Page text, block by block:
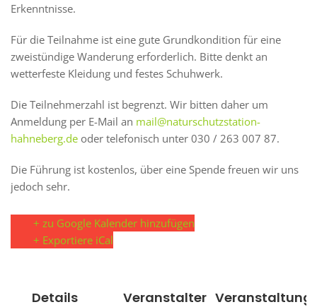
Erkenntnisse.
Für die Teilnahme ist eine gute Grundkondition für eine
zweistündige Wanderung erforderlich. Bitte denkt an
wetterfeste Kleidung und festes Schuhwerk.
Die Teilnehmerzahl ist begrenzt. Wir bitten daher um
Anmeldung per E-Mail an mail@naturschutzstation-
hahneberg.de oder telefonisch unter 030 / 263 007 87.
Die Führung ist kostenlos, über eine Spende freuen wir uns
jedoch sehr.
+ zu Google Kalender hinzufügen
+ Exportiere iCal
Details Veranstalter